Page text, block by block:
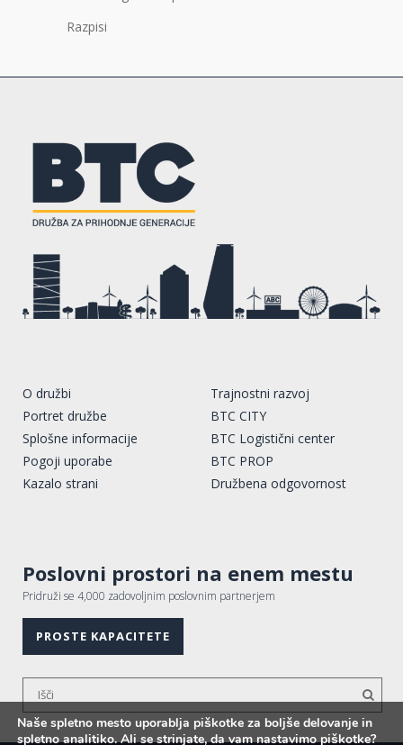
Razpisi
O družbi
Portret družbe
Splošne informacije
Pogoji uporabe
Kazalo strani
Trajnostni razvoj
BTC CITY
BTC Logistični center
BTC PROP
Družbena odgovornost
Poslovni prostori na enem mestu
Pridruži se 4,000 zadovoljnim poslovnim partnerjem
PROSTE KAPACITETE
Naše spletno mesto uporablja piškotke za boljše delovanje in
spletno analitiko. Ali se strinjate, da vam nastavimo piškotke?